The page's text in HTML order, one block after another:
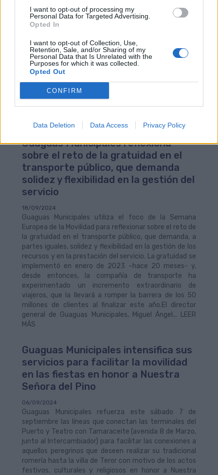
I want to opt-out of processing my
Personal Data for Targeted Advertising.
Opted In
I want to opt-out of Collection, Use,
Retention, Sale, and/or Sharing of my
Personal Data that Is Unrelated with the
Purposes for which it was collected.
Opted Out
CONFIRM
Data Deletion Data Access Privacy Policy
Guaguas Municipales reflexiona
sobre el reto de la gratuidad en el
transporte público, que demanda
solidez y flexibilidad en la gestión del
servicio
18/09/2024
Guaguas Municipales utiliza el foco de la Semana
Europea de la Movilidad para reflexionar sobre el reto de
la gratuidad en el transporte público, que demanda, a
partes iguales, solidez y flexibilidad en la gestión de los
recursos y en la prestación del servicio. La gratuidad se
implementó en enero de 2023 –hace 20 meses- y,
desde entonces, la compañía de transporte ha
experimentado un incremento extraordinario de
viajeros, que la llevará a romper la barrera de los 50
millones de clientes al finalizar este año.El director
general de Guaguas Municipales, Miguel Ángel... LEER
MÁS
Guaguas Municipales intensifica sus
servicios para facilitar la movilidad
en las fiestas en honor a Nuestra
Señora del Pino
06/09/2024
Guaguas Municipales refuerza este sábado 7 de
septiembre las líneas que conectan las terminales del
Puerto y Teatro con Tamaraceite (avenida 8 de Marzo,
junto al Intercambiador) para facilitar las conexiones a
aquellos peregrinos que deseen realizar su tradicional
romería hasta la villa de Teror con motivo de los actos
festivos, culturales y religiosos en honor a Nuestra